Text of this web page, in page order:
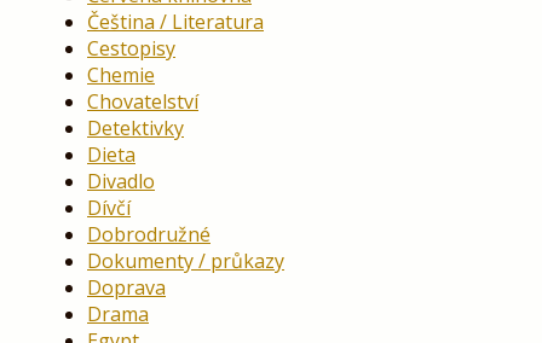
Čeština / Literatura
Cestopisy
Chemie
Chovatelství
Detektivky
Dieta
Divadlo
Dívčí
Dobrodružné
Dokumenty / průkazy
Doprava
Drama